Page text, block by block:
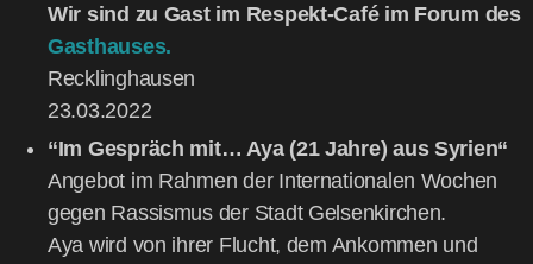
Wir sind zu Gast im Respekt-Café im Forum des
Gast­hau­ses.
Reck­ling­hau­sen
23.03.2022
“Im Gespräch mit… Aya (21 Jah­re) aus Syri­en“
Ange­bot im Rah­men der Inter­na­tio­na­len Wochen
gegen Ras­sis­mus der Stadt Gel­sen­kir­chen.
Aya wird von ihrer Flucht, dem Ankom­men und